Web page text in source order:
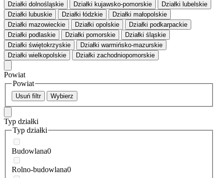
Działki dolnośląskie Działki kujawsko-pomorskie
Działki lubelskie
Działki lubuskie
Działki łódzkie
Działki małopolskie
Działki mazowieckie
Działki opolskie
Działki podkarpackie
Działki podlaskie
Działki pomorskie
Działki śląskie
Działki świętokrzyskie
Działki warmińsko-mazurskie
Działki wielkopolskie
Działki zachodniopomorskie
Powiat
Powiat
Usuń filtr Wybierz
Typ działki
Typ działki
Budowlana0
Rolno-budowlana0